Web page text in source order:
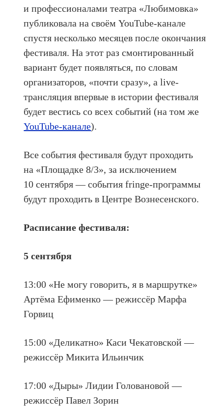
и профессионалами театра «Любимовка»
публиковала на своём YouTube-канале
спустя несколько месяцев после окончания
фестиваля. На этот раз смонтированный
вариант будет появляться, по словам
организаторов, «почти сразу», а live-
трансляция впервые в истории фестиваля
будет вестись со всех событий (на том же
YouTube-канале).
Все события фестиваля будут проходить
на «Площадке 8/3», за исключением
10 сентября — события fringe-программы
будут проходить в Центре Вознесенского.
Расписание фестиваля:
5 сентября
13:00 «Не могу говорить, я в маршрутке»
Артёма Ефименко — режиссёр Марфа
Горвиц
15:00 «Деликатно» Каси Чекатовской —
режиссёр Микита Ильинчик
17:00 «Дыры» Лидии Головановой —
режиссёр Павел Зорин